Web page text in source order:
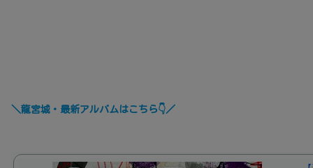
＼龍宮城・最新アルバムはこちら👇／